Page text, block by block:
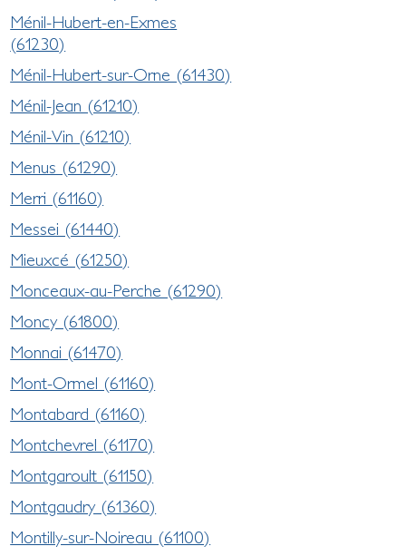
Ménil-Hubert-en-Exmes
(61230)
Ménil-Hubert-sur-Orne (61430)
Ménil-Jean (61210)
Ménil-Vin (61210)
Menus (61290)
Merri (61160)
Messei (61440)
Mieuxcé (61250)
Monceaux-au-Perche (61290)
Moncy (61800)
Monnai (61470)
Mont-Ormel (61160)
Montabard (61160)
Montchevrel (61170)
Montgaroult (61150)
Montgaudry (61360)
Montilly-sur-Noireau (61100)